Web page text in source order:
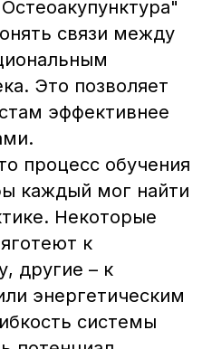
связи между
Это позволяет
эффективнее
процесс обучения
каждый мог найти
Некоторые
к
другие – к
энергетическим
системы
43